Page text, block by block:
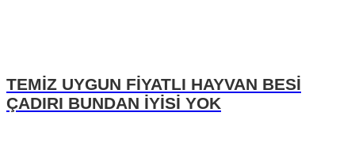
TEMİZ UYGUN FİYATLI HAYVAN BESİ
ÇADIRI BUNDAN İYİSİ YOK